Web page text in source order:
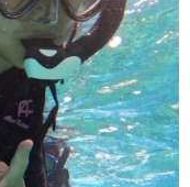
，多少感受到八
程！